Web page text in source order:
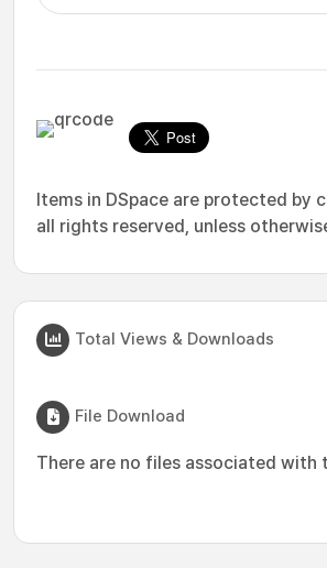
Items in DSpace are protected by
all rights reserved, unless
Total Views & Downloads
File Download
There are no files associated with